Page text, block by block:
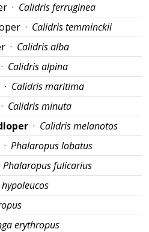
· Calidris ferruginea
· Calidris temminckii
· Calidris alba
Calidris alpina
Calidris maritima
Calidris minuta
· Calidris melanotos
Phalaropus lobatus
Phalaropus fulicarius
erythropus